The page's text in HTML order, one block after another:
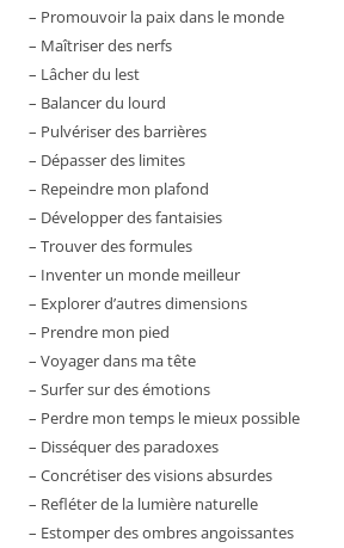
– Promouvoir la paix dans le monde
– Maîtriser des nerfs
– Lâcher du lest
– Balancer du lourd
– Pulvériser des barrières
– Dépasser des limites
– Repeindre mon plafond
– Développer des fantaisies
– Trouver des formules
– Inventer un monde meilleur
– Explorer d’autres dimensions
– Prendre mon pied
– Voyager dans ma tête
– Surfer sur des émotions
– Perdre mon temps le mieux possible
– Disséquer des paradoxes
– Concrétiser des visions absurdes
– Refléter de la lumière naturelle
– Estomper des ombres angoissantes